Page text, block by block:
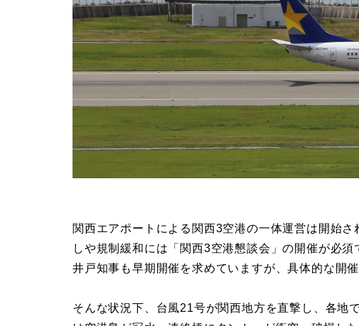
関西エアポートによる関西3空港の一体運営は開始
しや規制緩和には「関西3空港懇談会」の開催が必
井戸知事も早期開催を求めていますが、具体的な開
そんな状況下、台風21号が関西地方を直撃し、各地